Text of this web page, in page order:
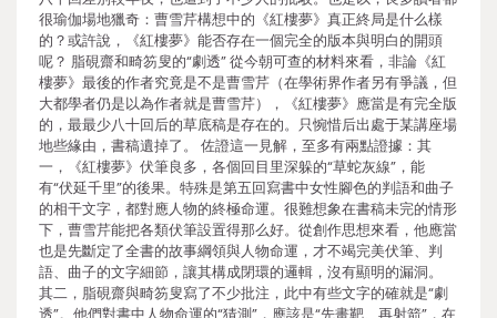
很瑜伽場地獵奇：曹雪芹構想中的《紅樓夢》真正終局是什么樣
的？或許說，《紅樓夢》能否存在一個完全的版本與明白的開頭
呢？ 脂硯齋和畸笏叟的“劇透” 從今朝可查的材料來看，非論《紅
樓夢》最後的作者究竟是不是曹雪芹（在學術界作者另有爭議，但
大都學者仍是以為作者就是曹雪芹），《紅樓夢》應當是有完全版
的，最最少八十回后的草底稿是存在的。只惋惜后出處于某講座場
地些緣由，書稿遺掉了。 佐證這一見解，至多有兩點證據：其
一，《紅樓夢》伏筆良多，各個回目里深躲的“草蛇灰線”，能
有“伏延千里”的後果。特殊是第五回寫書中女性腳色的判語和曲子
的相干文字，都對應人物的終極命運。很難想象在書稿未完的情形
下，曹雪芹能把各類伏筆設置得那么好。從創作思想來看，他應當
也是先斷定了全書的故事綱領與人物命運，才不竭完美伏筆、判
語、曲子的文字細節，讓其構成閉環的邏輯，沒有顯明的漏洞。
其二，脂硯齋與畸笏叟寫了不少批注，此中有些文字的確就是“劇